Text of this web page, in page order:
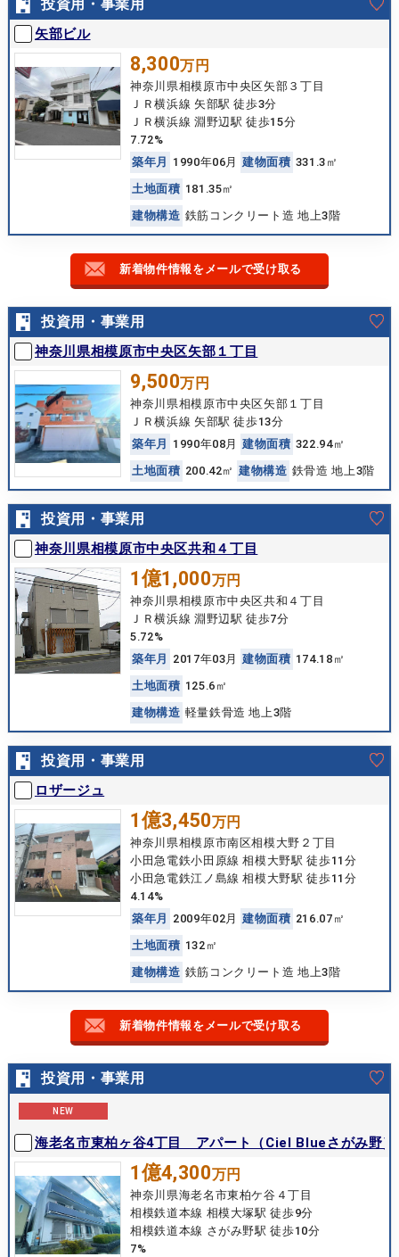
投資用・事業用
矢部ビル
8,300万円
神奈川県相模原市中央区矢部３丁目
ＪＲ横浜線 矢部駅 徒歩3分
ＪＲ横浜線 淵野辺駅 徒歩15分
7.72%
築年月 1990年06月 建物面積 331.3㎡
土地面積 181.35㎡
建物構造 鉄筋コンクリート造 地上3階
新着物件情報をメールで受け取る
投資用・事業用
神奈川県相模原市中央区矢部１丁目
9,500万円
神奈川県相模原市中央区矢部１丁目
ＪＲ横浜線 矢部駅 徒歩13分
築年月 1990年08月 建物面積 322.94㎡
土地面積 200.42㎡ 建物構造 鉄骨造 地上3階
投資用・事業用
神奈川県相模原市中央区共和４丁目
1億1,000万円
神奈川県相模原市中央区共和４丁目
ＪＲ横浜線 淵野辺駅 徒歩7分
5.72%
築年月 2017年03月 建物面積 174.18㎡
土地面積 125.6㎡
建物構造 軽量鉄骨造 地上3階
投資用・事業用
ロザージュ
1億3,450万円
神奈川県相模原市南区相模大野２丁目
小田急電鉄小田原線 相模大野駅 徒歩11分
小田急電鉄江ノ島線 相模大野駅 徒歩11分
4.14%
築年月 2009年02月 建物面積 216.07㎡
土地面積 132㎡
建物構造 鉄筋コンクリート造 地上3階
新着物件情報をメールで受け取る
投資用・事業用
NEW
海老名市東柏ヶ谷4丁目 アパート（Ciel Blueさがみ野）
1億4,300万円
神奈川県海老名市東柏ケ谷４丁目
相模鉄道本線 相模大塚駅 徒歩9分
相模鉄道本線 さがみ野駅 徒歩10分
7%